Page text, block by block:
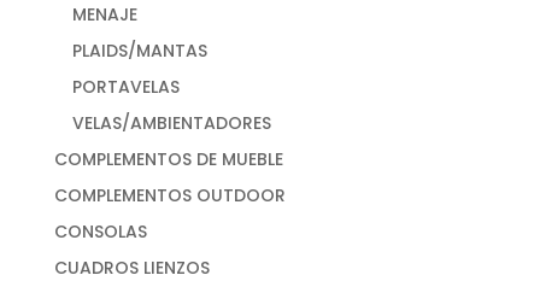
MENAJE
PLAIDS/MANTAS
PORTAVELAS
VELAS/AMBIENTADORES
COMPLEMENTOS DE MUEBLE
COMPLEMENTOS OUTDOOR
CONSOLAS
CUADROS LIENZOS